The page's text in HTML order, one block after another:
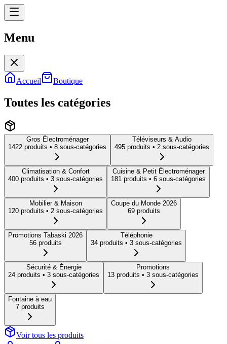
Menu
Accueil Boutique
Toutes les catégories
Gros Électroménager
1422 produits • 8 sous-catégories
Téléviseurs & Audio
495 produits • 2 sous-catégories
Climatisation & Confort
400 produits • 3 sous-catégories
Cuisine & Petit Électroménager
181 produits • 6 sous-catégories
Mobilier & Maison
120 produits • 2 sous-catégories
Coupe du Monde 2026
69 produits
Promotions Tabaski 2026
56produits
Téléphonie
34 produits • 3 sous-catégories
Sécurité & Énergie
24 produits • 3 sous-catégories
Promotions
13 produits • 3 sous-catégories
Fontaine à eau
7produits
Voir tous les produits